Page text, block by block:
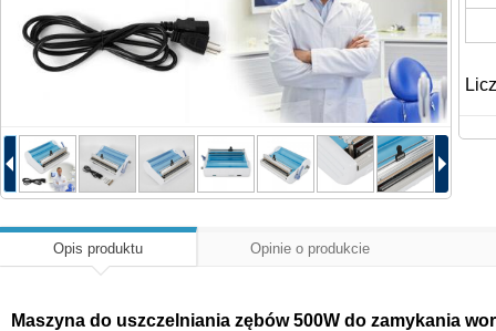
Opis produktu Opinie o produkcie
Maszyna do uszczelniania zębów 500W do zamykania